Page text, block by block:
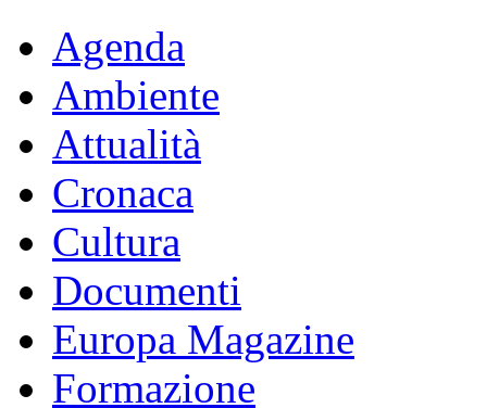
Agenda
Ambiente
Attualità
Cronaca
Cultura
Documenti
Europa Magazine
Formazione